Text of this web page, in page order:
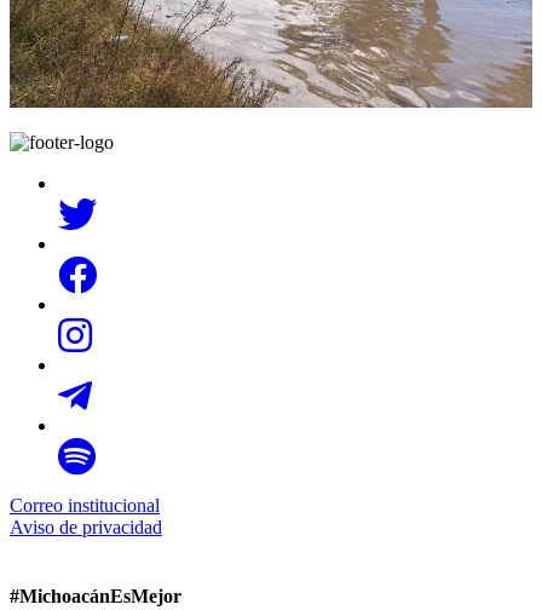
Correo institucional
Aviso de privacidad
#MichoacánEsMejor